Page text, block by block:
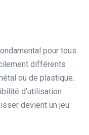
pour tous
différents
ou de plastique.
d’utilisation
devient un jeu